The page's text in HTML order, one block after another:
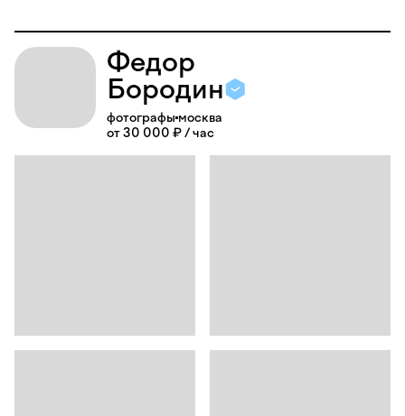
Федор
Бородин
фотографы москва
от 30 000 ₽ / час